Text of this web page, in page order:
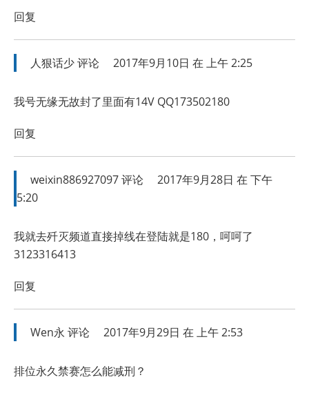
回复
人狠话少评论 2017年9月10日 在 上午 2:25
我号无缘无故封了里面有14V QQ173502180
回复
weixin886927097评论
2017年9月28日 在 下午
5:20
我就去歼灭频道直接掉线在登陆就是180，呵呵了
3123316413
回复
Wen永 评论 2017年9月29日 在 上午 2:53
排位永久禁赛怎么能减刑？